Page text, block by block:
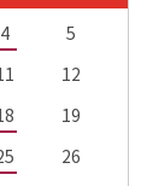
4 5
12
19
26